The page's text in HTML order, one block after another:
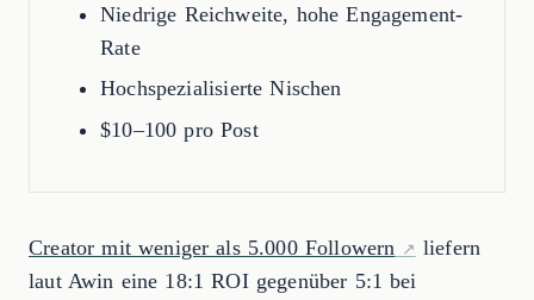
Niedrige Reichweite, hohe Engagement-
Rate
Hochspezialisierte Nischen
$10–100 pro Post
Creator mit weniger als 5.000 Followern
liefern
laut Awin eine 18:1 ROI gegenüber 5:1 bei